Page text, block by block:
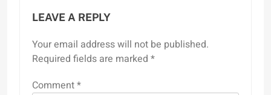
LEAVE A REPLY
Your email address will not be published.
Required fields are marked *
Comment*